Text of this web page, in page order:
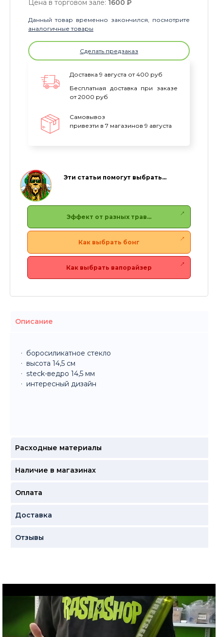
Цена в торговом зале: 1600 P
Данный товар временно закончился, посмотрите
аналогичные товары
Сделать предзаказ
Доставка 9 августа от 400 руб
Бесплатная доставка при заказе
от 2000 руб
Самовывоз
привезти в 7 магазинов 9 августа
Эти статьи помогут выбрать…
Эффект от разных трав…
Как выбрать бонг
Как выбрать вапорайзер
Описание
боросиликатное стекло
высота 14,5 см
steck-ведро 14,5 мм
интересный дизайн
Расходные материалы
Наличие в магазинах
Оплата
Доставка
Отзывы